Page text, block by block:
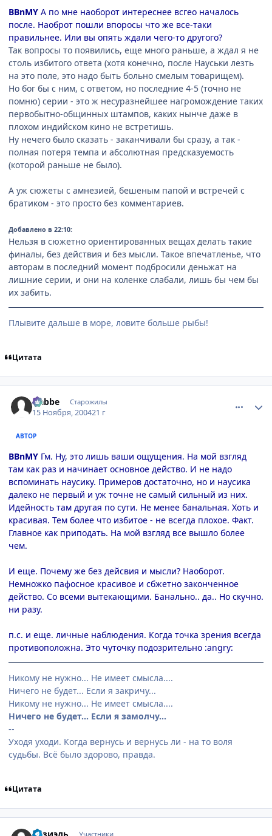
BBnMY А по мне наоборот интереснее всгео началось
после. Наоброт пошли впоросы что же все-таки
правильнее. Или вы опять ждали чего-то другого?
Так вопросы то появились, еще много раньше, а ждал я не
столь избитого ответа (хотя конечно, после Науськи лезть
на это поле, это надо быть больно смелым товарищем).
Но бог бы c ним, с ответом, но последние 4-5 (точно не
помню) серии - это ж несуразнейшее нагромождение таких
первобытно-общинных штампов, каких нынче даже в
плохом индийском кино не встретишь.
Ну нечего было сказать - заканчивали бы сразу, а так -
полная потеря темпа и абсолютная предсказуемость
(которой раньше не было).
А уж сюжеты с амнезией, бешеным папой и встречей с
братиком - это просто без комментариев.
Добавлено в 22:10:
Нельзя в сюжетно ориентированных вещах делать такие
финалы, без действия и без мысли. Такое впечатленье, что
авторам в последний момент подбросили деньжат на
лишние серии, и они на коленке слабали, лишь бы чем бы
их забить.
Плывите дальше в море, ловите больше рыбы!
Цитата
Nabbe Старожилы
15 Ноября, 200421 г
АВТОР
BBnMY Гм. Ну, это лишь ваши ощущения. На мой взгляд
там как раз и начинает основное действо. И не надо
вспоминать наусику. Примеров достаточно, но и наусика
далеко не первый и уж точне не самый сильный из них.
Идейность там другая по сути. Не менее банальная. Хоть и
красивая. Тем более что избитое - не всегда плохое. Факт.
Главное как приподать. На мой взгляд все вышло более
чем.
И еще. Почему же без дейсвия и мысли? Наоборот.
Немножко пафосное красивое и сбжетно законченное
действо. Со всеми вытекающими. Банально.. да.. Но скучно.
ни разу.
п.с. и еще. личные наблюдения. Когда точка зрения всегда
противоположна. Это чуточку подозрительно :angry:
Никому не нужно... Не имеет смысла....
Ничего не будет... Если я закричу...
Никому не нужно... Не имеет смысла....
Ничего не будет... Если я замолчу...
--
Уходя уходи. Когда вернусь и вернусь ли - на то воля
судьбы. Всё было здорово, правда.
Цитата
Участники